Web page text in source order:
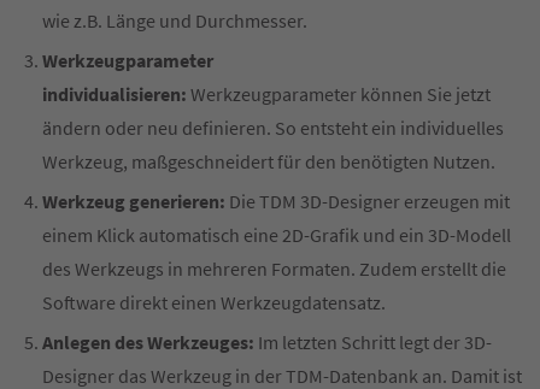
wie z.B. Länge und Durchmesser.
Werkzeugparameter
individualisieren: Werkzeugparameter können Sie jetzt
ändern oder neu definieren. So entsteht ein individuelles
Werkzeug, maßgeschneidert für den benötigten Nutzen.
Werkzeug generieren: Die TDM 3D-Designer erzeugen mit
einem Klick automatisch eine 2D-Grafik und ein 3D-Modell
des Werkzeugs in mehreren Formaten. Zudem erstellt die
Software direkt einen Werkzeugdatensatz.
Anlegen des Werkzeuges: Im letzten Schritt legt der 3D-
Designer das Werkzeug in der TDM-Datenbank an. Damit ist